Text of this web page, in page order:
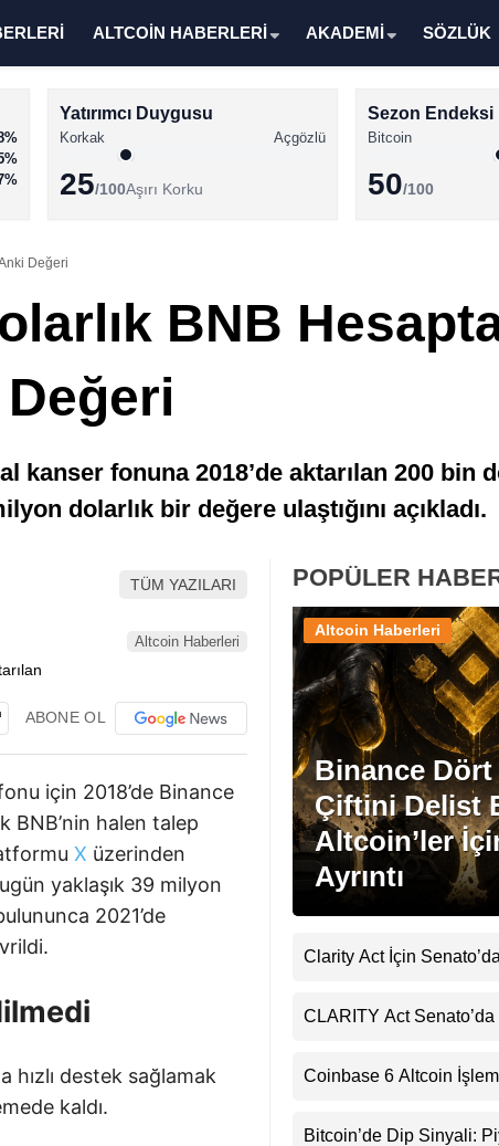
ALTCOİN HABERLERİ AKADEMİ SÖZLÜK
Yatırımcı Duygusu
Korkak Açgözlü
25/100Aşırı Korku
Sezon Endeksi
Bitcoin
50/100
Değeri
BNB
kanser fonuna 2018’de aktarılan 200 bin
dolarlık bir değere ulaştığını açıkladı.
TÜM YAZILARI
Altcoin Haberleri
ABONE OL
için 2018’de Binance
BNB’nin halen talep
X üzerinden
yaklaşık 39 milyon
2021’de
hızlı destek sağlamak
kaldı.
POPÜLER
Binance Dört
Çiftini Delist
Altcoin’ler
Ayrıntı
Altcoin Haberleri
Clarity Act İçin
CLARITY Act Senato’da
Coinbase 6 Altcoin
Bitcoin’de Dip Sinyali: